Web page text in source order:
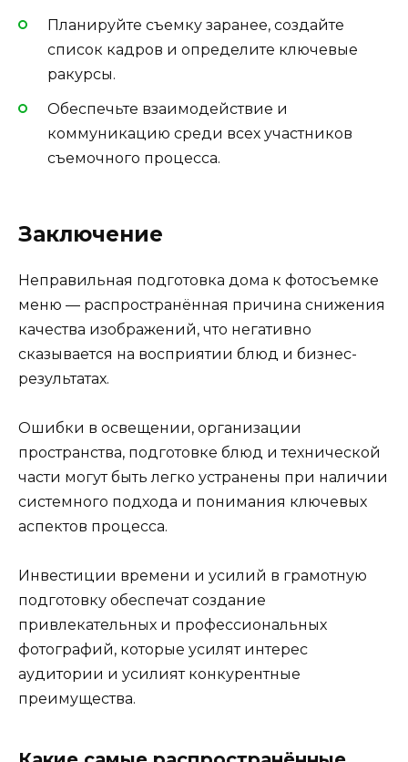
Планируйте съемку заранее, создайте
список кадров и определите ключевые
ракурсы.
Обеспечьте взаимодействие и
коммуникацию среди всех участников
съемочного процесса.
Заключение
Неправильная подготовка дома к фотосъемке
меню — распространённая причина снижения
качества изображений, что негативно
сказывается на восприятии блюд и бизнес-
результатах.
Ошибки в освещении, организации
пространства, подготовке блюд и технической
части могут быть легко устранены при наличии
системного подхода и понимания ключевых
аспектов процесса.
Инвестиции времени и усилий в грамотную
подготовку обеспечат создание
привлекательных и профессиональных
фотографий, которые усилят интерес
аудитории и усилият конкурентные
преимущества.